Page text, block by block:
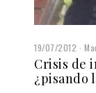
19/07/2012
Crisis de
¿pisando